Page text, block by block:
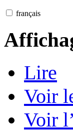
français
Lire
Voir
Voir